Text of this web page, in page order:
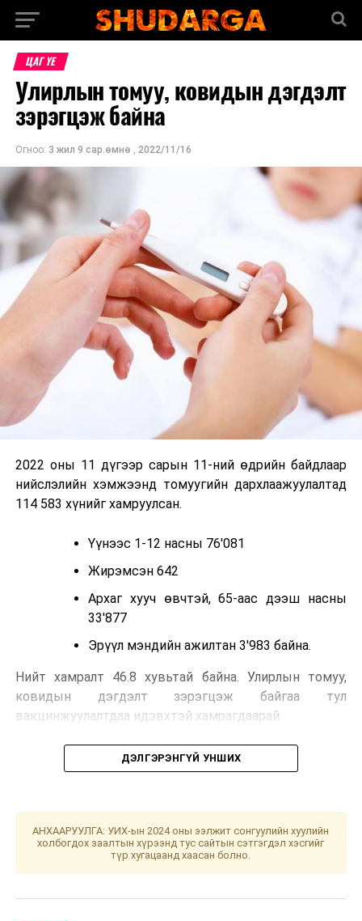
ЦАГ ҮЕ
Улирлын томуу, ковидын дэгдэлт
зэрэгцэж байна
Огноо: 3 жил 9 сар.өмнө , 2022/11/16
2022 оны 11 дүгээр сарын 11-ний өдрийн байдлаар
нийслэлийн хэмжээнд томуугийн дархлаажуулалтад
114 583 хүнийг хамруулсан.
Үүнээс 1-12 насны 76'081
Жирэмсэн 642
Архаг хууч өвчтэй, 65-аас дээш насны
33'877
Эрүүл мэндийн ажилтан 3'983 байна.
Нийт хамралт 46.8 хувьтай байна. Улирлын томуу,
ковидын дэгдэлт зэрэгцэж байгаа тул
вакцинжуулалтдаа идэвхтэй хамрагдаарай.
УНШСАН: 1816
АНУ “H-2” цагаачлалын бус ажилчдын хөтөлбөртөө
ДЭЛГЭРЭНГҮЙ УНШИХ
АНХААРУУЛГА: УИХ-ын 2024 оны ээлжит сонгуулийн хуулийн
холбогдох заалтын хүрээнд тус сайтын сэтгэгдэл хэсгийг
түр хугацаанд хаасан болно.